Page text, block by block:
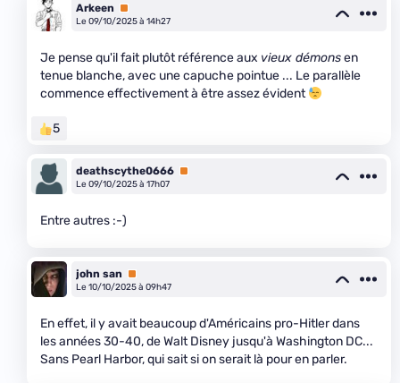
Arkeen
Premium
Le 09/10/2025 à 14h27
Je pense qu'il fait plutôt référence aux vieux démonsen
tenue blanche, avec une capuche pointue ... Le parallèle
commence effectivement à être assez évident
5
deathscythe0666 Premium
Le 09/10/2025 à 17h07
Entre autres :-)
john san
Premium
Le 10/10/2025 à 09h47
En effet, il y avait beaucoup d'Américains pro-Hitler dans
les années 30-40, de Walt Disney jusqu'à Washington DC...
Sans Pearl Harbor, qui sait si on serait là pour en parler.